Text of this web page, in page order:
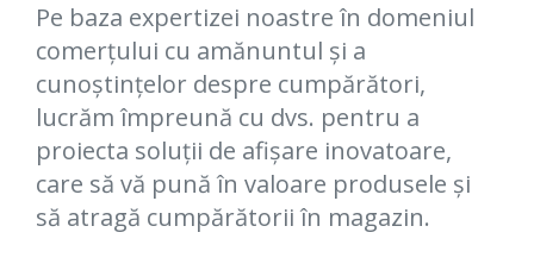
Pe baza expertizei noastre în domeniul
comerțului cu amănuntul și a
cunoștințelor despre cumpărători,
lucrăm împreună cu dvs. pentru a
proiecta soluții de afișare inovatoare,
care să vă pună în valoare produsele și
să atragă cumpărătorii în magazin.